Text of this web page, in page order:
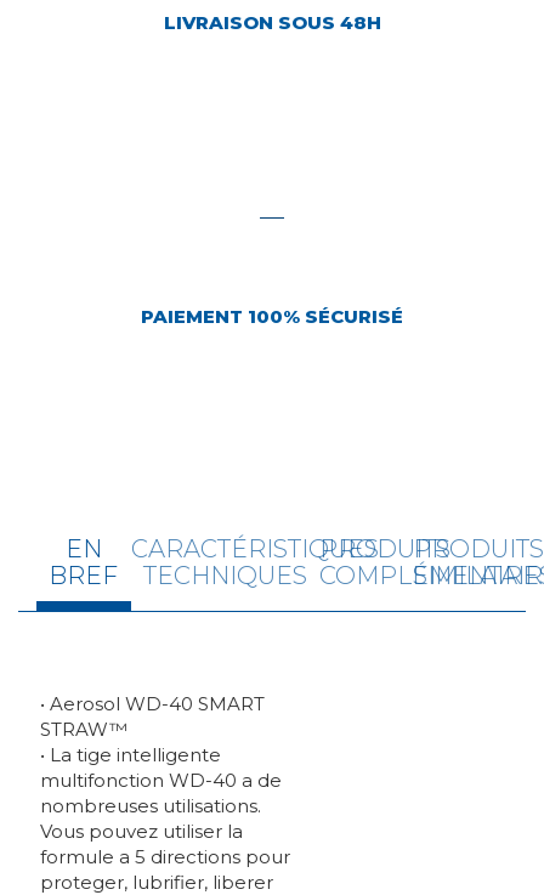
LIVRAISON SOUS 48H
PAIEMENT 100% SÉCURISÉ
EN
BREF
CARACTÉRISTIQUES
TECHNIQUES
PRODUITSPRODUITS
• Aerosol WD-40 SMART
STRAW™
• La tige intelligente
multifonction WD-40 a de
nombreuses utilisations.
Vous pouvez utiliser la
formule a 5 directions pour
proteger, lubrifier, liberer